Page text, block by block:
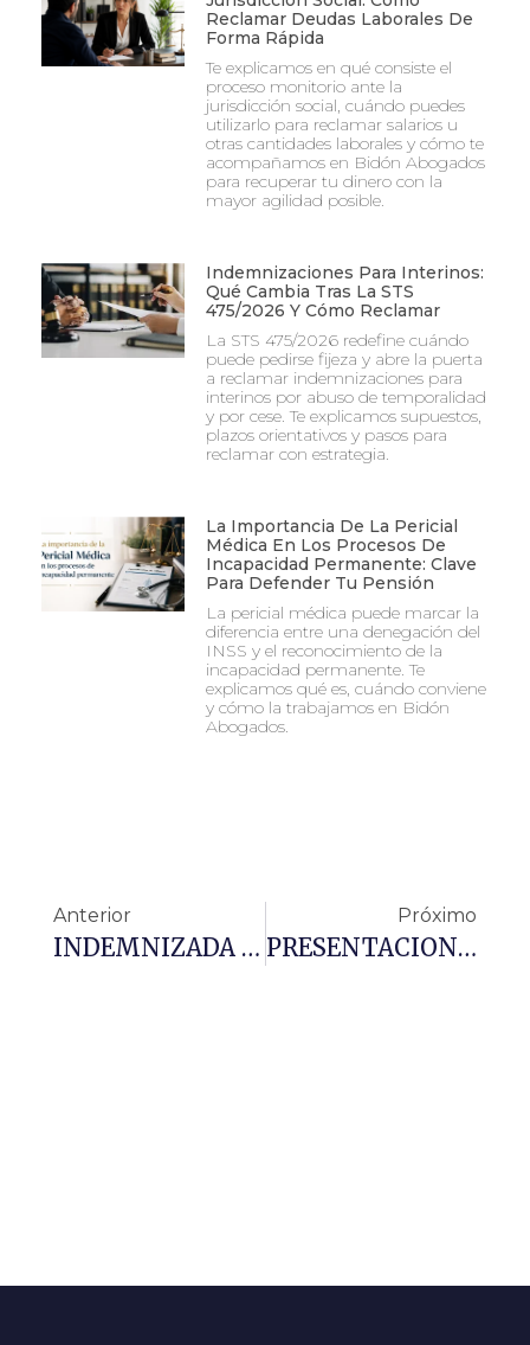
Reclamar Deudas Laborales De
Forma Rápida
Te explicamos en qué consiste el
proceso monitorio ante la
jurisdicción social, cuándo puedes
utilizarlo para reclamar salarios u
otras cantidades laborales y cómo te
acompañamos en Bidón Abogados
para recuperar tu dinero con la
mayor agilidad posible.
Indemnizaciones Para Interinos:
Qué Cambia Tras La STS
475/2026 Y Cómo Reclamar
La STS 475/2026 redefine cuándo
puede pedirse fijeza y abre la puerta
a reclamar indemnizaciones para
interinos por abuso de temporalidad
y por cese. Te explicamos supuestos,
plazos orientativos y pasos para
reclamar con estrategia.
La Importancia De La Pericial
Médica En Los Procesos De
Incapacidad Permanente: Clave
Para Defender Tu Pensión
La pericial médica puede marcar la
diferencia entre una denegación del
INSS y el reconocimiento de la
incapacidad permanente. Te
explicamos qué es, cuándo conviene
y cómo la trabajamos en Bidón
Abogados.
Anterior
INDEMNIZADA CON 20.741,01 € AL SUFRIR EL ATAQUE DE UN PERRO EN LA VIA PUBLICA
Próximo
PRESENTACION LIBRO HOMENAJE EMBAJADOR D. JOSE ANTONIO DE YTURRIAGA BARBERAN